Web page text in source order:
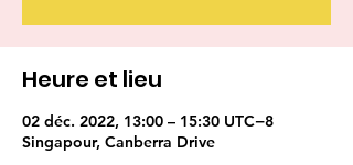
Heure et lieu
02 déc. 2022, 13:00 – 15:30 UTC−8
Singapour, Canberra Drive